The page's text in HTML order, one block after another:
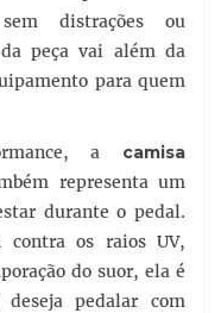
distrações ou
peça vai além da
para quem
a camisa
representa um
durante o pedal.
contra os raios UV,
do suor, ela é
pedalar com